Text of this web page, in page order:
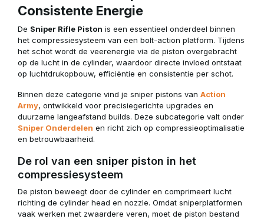
Consistente Energie
De Sniper Rifle Piston is een essentieel onderdeel binnen
het compressiesysteem van een bolt-action platform. Tijdens
het schot wordt de veerenergie via de piston overgebracht
op de lucht in de cylinder, waardoor directe invloed ontstaat
op luchtdrukopbouw, efficiëntie en consistentie per schot.
Binnen deze categorie vind je sniper pistons van Action
Army, ontwikkeld voor precisiegerichte upgrades en
duurzame langeafstand builds. Deze subcategorie valt onder
Sniper Onderdelen en richt zich op compressieoptimalisatie
en betrouwbaarheid.
De rol van een sniper piston in het
compressiesysteem
De piston beweegt door de cylinder en comprimeert lucht
richting de cylinder head en nozzle. Omdat sniperplatformen
vaak werken met zwaardere veren, moet de piston bestand